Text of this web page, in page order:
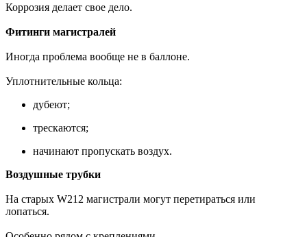
Коррозия делает свое дело.
Фитинги магистралей
Иногда проблема вообще не в баллоне.
Уплотнительные кольца:
дубеют;
трескаются;
начинают пропускать воздух.
Воздушные трубки
На старых W212 магистрали могут перетираться или
лопаться.